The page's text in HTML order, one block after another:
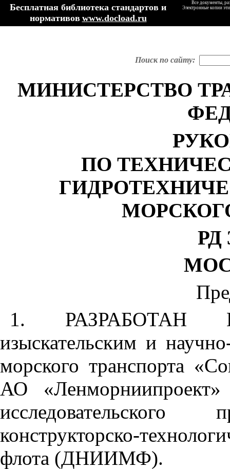
Бесплатная библиотека стандартов и
нормативов www.docload.ru
Все документы,
Электронные копии
Поиск по сайту:
МИНИСТЕРСТВО
ПО
РД
1. РАЗРАБОТАН
изыскательским и
морского транспорта
АО «Ленморниипроект»
исследовательского
конструкторско-
флота (ДНИИМФ).